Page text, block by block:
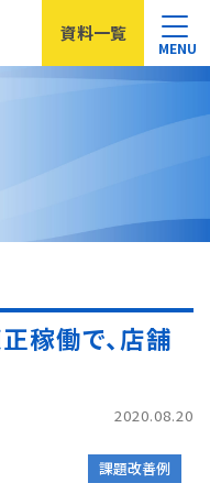
資料一覧
MENU
稼働で、店舗
2020.08.20
課題改善例